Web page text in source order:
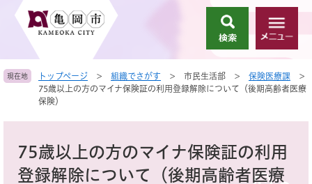
頭
。
飛
て
索
メ
ニ
ー
現在地 トップページ > 組織でさがす > 市民生活部 > 保険医療課
>
75歳以上の方のマイナ保険証の利用登録解除について（後期高齢者医療
保険）
75歳以上の方のマイナ保険証の利用
登録解除について（後期高齢者医療